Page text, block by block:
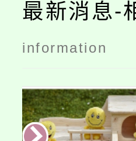
最新消息-
information